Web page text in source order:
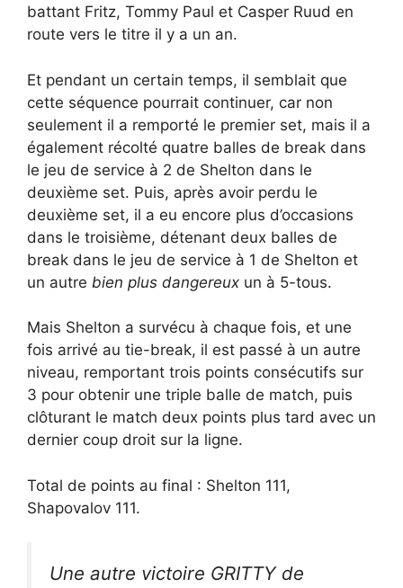
battant Fritz, Tommy Paul et Casper Ruud en
route vers le titre il y a un an.
Et pendant un certain temps, il semblait que
cette séquence pourrait continuer, car non
seulement il a remporté le premier set, mais il a
également récolté quatre balles de break dans
le jeu de service à 2 de Shelton dans le
deuxième set. Puis, après avoir perdu le
deuxième set, il a eu encore plus d’occasions
dans le troisième, détenant deux balles de
break dans le jeu de service à 1 de Shelton et
un autre bien plus dangereux un à 5-tous.
Mais Shelton a survécu à chaque fois, et une
fois arrivé au tie-break, il est passé à un autre
niveau, remportant trois points consécutifs sur
3 pour obtenir une triple balle de match, puis
clôturant le match deux points plus tard avec un
dernier coup droit sur la ligne.
Total de points au final : Shelton 111,
Shapovalov 111.
Une autre victoire GRITTY de